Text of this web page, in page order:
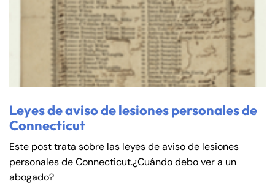
Leyes de aviso de lesiones personales de
Connecticut
Este post trata sobre las leyes de aviso de lesiones
personales de Connecticut.¿Cuándo debo ver a un
abogado?